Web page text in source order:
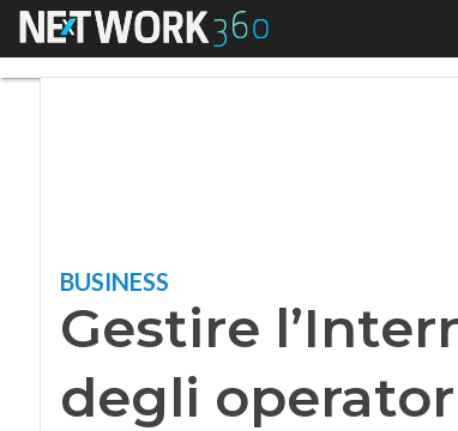
Menu
BUSINESS
Gestire
degli